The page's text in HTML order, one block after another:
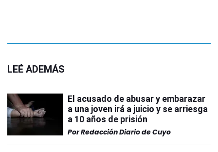
LEÉ ADEMÁS
El acusado de abusar y embarazar
a una joven irá a juicio y se arriesga
a 10 años de prisión
PorRedacción Diario de Cuyo